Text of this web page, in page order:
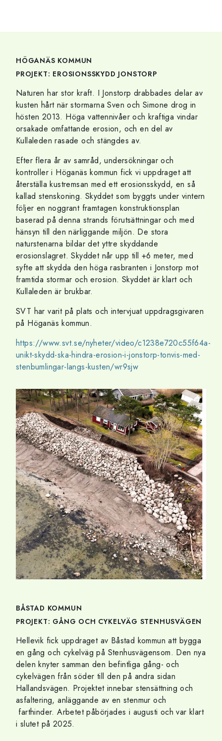
HÖGANÄS KOMMUN
PROJEKT: EROSIONSSKYDD JONSTORP
Naturen har stor kraft. I Jonstorp drabbades delar av
kusten hårt när stormarna Sven och Simone drog in
hösten 2013. Höga vattennivåer och kraftiga vindar
orsakade omfattande erosion, och en del av
Kullaleden rasade och stängdes av.
Efter flera år av samråd, undersökningar och
kontroller i Höganäs kommun fick vi uppdraget att
återställa kustremsan med ett erosionsskydd, en så
kallad stenskoning. Skyddet som byggts under vintern
följer en noggrant framtagen konstruktionsplan
baserad på denna strands förutsättningar och med
hänsyn till den närliggande miljön. De stora
naturstenarna bildar det yttre skyddande
erosionslagret. Skyddet når upp till +6 meter, med
syfte att skydda den höga rasbranten i Jonstorp mot
framtida stormar och erosion. Skyddet är klart och
Kullaleden är brukbar.
SVT har varit på plats och intervjuat uppdragsgivaren
på Höganäs kommun.
https://www.svt.se/nyheter/video/c1238e720c55f64a-
unikt-skydd-ska-hindra-erosion-i-jonstorp-tonvis-med-
stenbumlingar-langs-kusten/wr9sjw
BÅSTAD KOMMUN
PROJEKT: GÅNG OCH CYKELVÄG STENHUSVÄGEN
Hellevik fick uppdraget av Båstad kommun att bygga
en gång och cykelväg på Stenhusvägensom. Den nya
delen knyter samman den befintliga gång- och
cykelvägen från söder till den på andra sidan
Hallandsvägen. Projektet innebar stensättning och
asfaltering, anläggande av en stenmur och
farthinder. Arbetet påbörjades i augusti och var klart
i slutet på 2025.